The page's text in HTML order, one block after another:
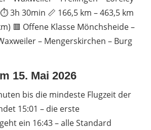
3h 30min 📏 166,5 km – 463,5 km
🟥 Offene Klasse Mönchsheide –
– Mengerskirchen – Burg
15. Mai 2026
bis die mindeste Flugzeit der
15:01 – die erste
ein 16:43 – alle Standard